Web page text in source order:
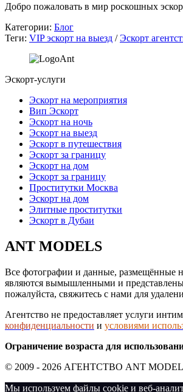
Добро пожаловать в мир роскошных
Категории: Блог
Теги: VIP эскорт на выезд /Эскорт
Эскорт-услуги
Эскорт на мероприятия
Вип Эскорт
Эскорт на ночь
Эскорт на выезд
Эскорт в путешествия
Эскорт за границу
Эскорт на дом
Эскорт за границу
Проститутки Москва
Эскорт на дом
Элитные проститутки
Эскорт в Дубаи
ANT MODELS
Все фотографии и данные, размещённые
являются вымышленными и
пожалуйста, свяжитесь с нами для
Агентство не предоставляет услуги
конфиденциальности и условиями
Ограничение возраста для
© 2009 - 2026 АГЕНТСТВО ANT
Мы используем файлы cookie и веб-